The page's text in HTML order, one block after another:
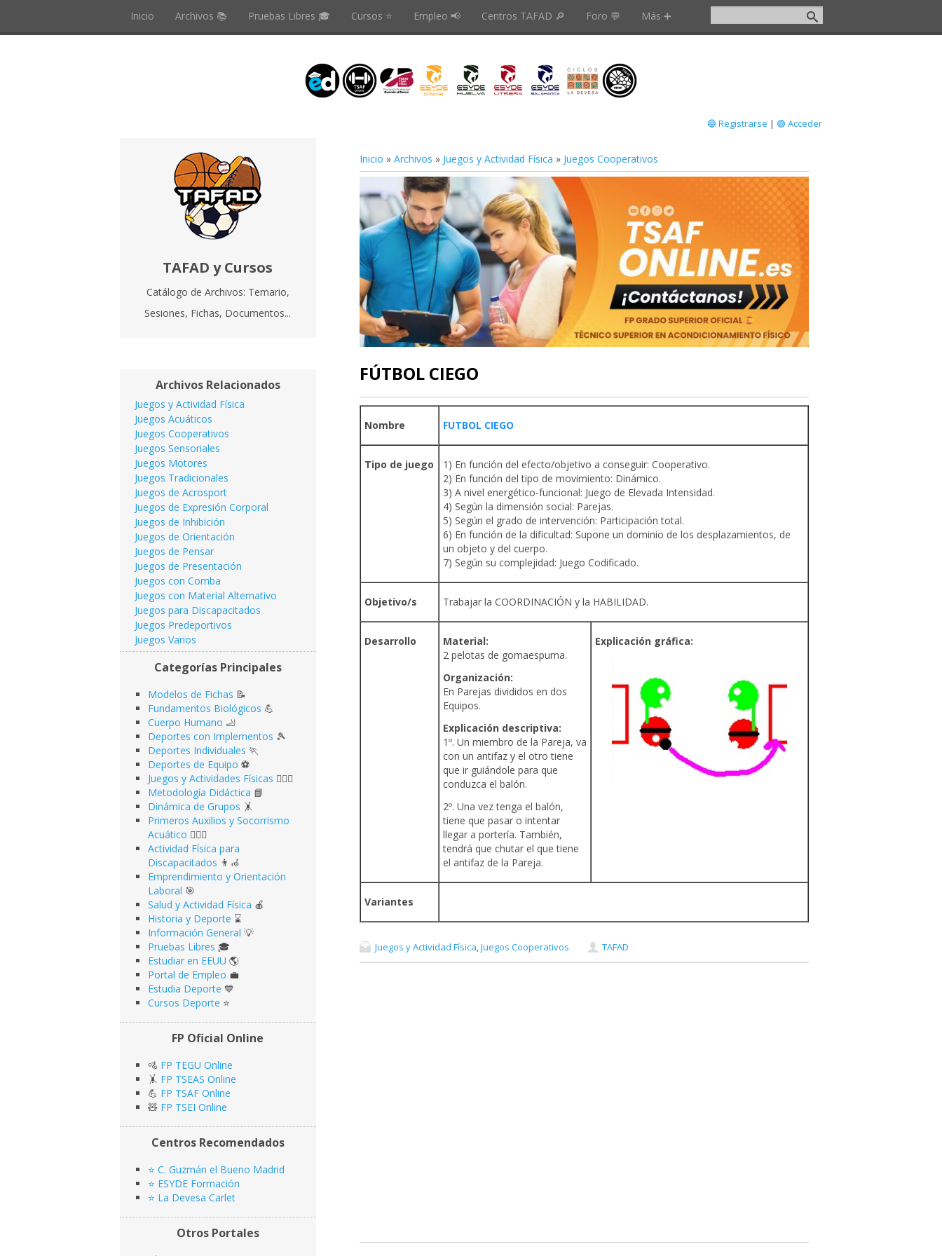
Inicio Archivos 📚 Pruebas Libres 🎓 Cursos ⭐️ Empleo 📢 Centros TAFAD 🔎 Foro 💬 Más ➕
🔵 Registrarse | 🟢 Acceder
TAFAD y Cursos
Catálogo de Archivos: Temario,
Sesiones, Fichas, Documentos...
Inicio » Archivos » Juegos y Actividad Física » Juegos Cooperativos
FÚTBOL CIEGO
Nombre FUTBOL CIEGO
Tipo de juego
1) En función del efecto/objetivo a conseguir: Cooperativo.
2) En función del tipo de movimiento: Dinámico.
3) A nivel energético-funcional: Juego de Elevada Intensidad.
4) Según la dimensión social: Parejas.
5) Según el grado de intervención: Participación total.
6) En función de la dificultad: Supone un dominio de los desplazamientos, de
un objeto y del cuerpo.
7) Según su complejidad: Juego Codificado.
Objetivo/s Trabajar la COORDINACIÓN y la HABILIDAD.
Desarrollo
Material:
2 pelotas de gomaespuma.
Organización:
En Parejas divididos en dos
Equipos.
Explicación descriptiva:
1º. Un miembro de la Pareja, va
con un antifaz y el otro tiene
que ir guiándole para que
conduzca el balón.
2º. Una vez tenga el balón,
tiene que pasar o intentar
llegar a portería. También,
tendrá que chutar el que tiene
el antifaz de la Pareja.
Explicación gráfica:
Variantes
Juegos y Actividad Física,Juegos Cooperativos TAFAD
Archivos Relacionados
Juegos y Actividad Física
Juegos Acuáticos
Juegos Cooperativos
Juegos Sensoriales
Juegos Motores
Juegos Tradicionales
Juegos de Acrosport
Juegos de Expresión Corporal
Juegos de Inhibición
Juegos de Orientación
Juegos de Pensar
Juegos de Presentación
Juegos con Comba
Juegos con Material Alternativo
Juegos para Discapacitados
Juegos Predeportivos
Juegos Varios
Categorías Principales
Modelos de Fichas 📝
Fundamentos Biológicos 💪
Cuerpo Humano 🦶
Deportes con Implementos 🎾
Deportes Individuales 🏃
Deportes de Equipo ⚽️
Juegos y Actividades Físicas 🤹🏻‍♂️
Metodología Didáctica 📘
Dinámica de Grupos 🤸
Primeros Auxilios y Socorrismo
Acuático 🏊🏻‍♂️
Actividad Física para
Discapacitados 👨‍🦽
Emprendimiento y Orientación
Laboral 🎯
Salud y Actividad Física 🍎
Historia y Deporte ⌛️
Información General 💡
Pruebas Libres 🎓
Estudiar en EEUU 🌎​
Portal de Empleo 💼
Estudia Deporte 💙
Cursos Deporte ⭐️
FP Oficial Online
🚵 FP TEGU Online
🤸 FP TSEAS Online
💪 FP TSAF Online
🧸 FP TSEI Online
Centros Recomendados
⭐️ C. Guzmán el Bueno Madrid
⭐️ ESYDE Formación
⭐️ La Devesa Carlet
Otros Portales